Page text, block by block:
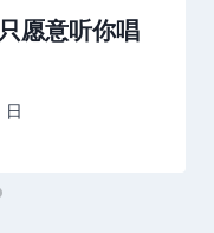
愿意听你唱
日